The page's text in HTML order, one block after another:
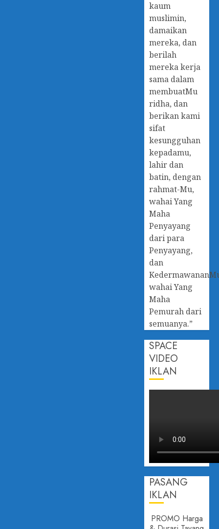
kaum
muslimin,
damaikan
mereka, dan
berilah
mereka kerja
sama dalam
membuatMu
ridha, dan
berikan kami
sifat
kesungguhan
kepadamu,
lahir dan
batin, dengan
rahmat-Mu,
wahai Yang
Maha
Penyayang
dari para
Penyayang,
dan
wahai Yang
Maha
Pemurah dari
semuanya.”
SPACE
VIDEO
IKLAN
PASANG
IKLAN
PROMO Harga